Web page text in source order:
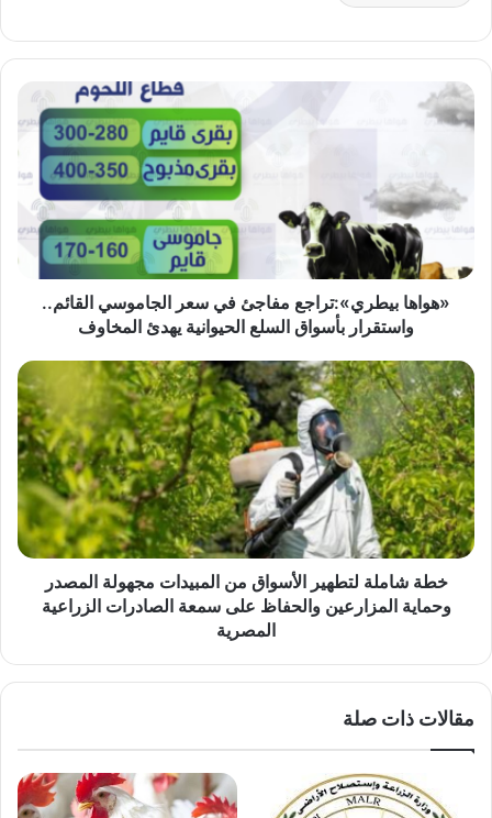
«هواها
بيطري»:تراجع
الجاموسي
القائم..
واستقرار
بأسواق
السلع
المخاوف
«هواها بيطري»:تراجع مفاجئ في سعر الجاموسي القائم..
واستقرار بأسواق السلع الحيوانية يهدئ المخاوف
خطة
شاملة
لتطهير
الأسواق
من
المبيدات
مجهولة
المصدر
وحماية
المزارعين
والحفاظ
الصادرات
المصرية
خطة شاملة لتطهير الأسواق من المبيدات مجهولة المصدر
وحماية المزارعين والحفاظ على سمعة الصادرات الزراعية
المصرية
مقالات ذات صلة